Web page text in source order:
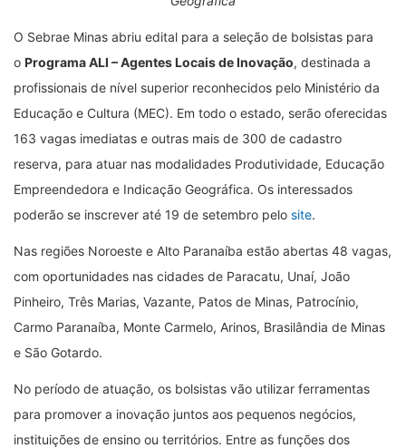
O Sebrae Minas abriu edital para a seleção de bolsistas para
o Programa ALI – Agentes Locais de Inovação, destinada a
profissionais de nível superior reconhecidos pelo Ministério da
Educação e Cultura (MEC). Em todo o estado, serão oferecidas
163 vagas imediatas e outras mais de 300 de cadastro
reserva, para atuar nas modalidades Produtividade, Educação
Empreendedora e Indicação Geográfica. Os interessados
poderão se inscrever até 19 de setembro pelo site.
Nas regiões Noroeste e Alto Paranaíba estão abertas 48 vagas,
com oportunidades nas cidades de Paracatu, Unaí, João
Pinheiro, Três Marias, Vazante, Patos de Minas, Patrocínio,
Carmo Paranaíba, Monte Carmelo, Arinos, Brasilândia de Minas
e São Gotardo.
No período de atuação, os bolsistas vão utilizar ferramentas
para promover a inovação juntos aos pequenos negócios,
instituições de ensino ou territórios. Entre as funções dos